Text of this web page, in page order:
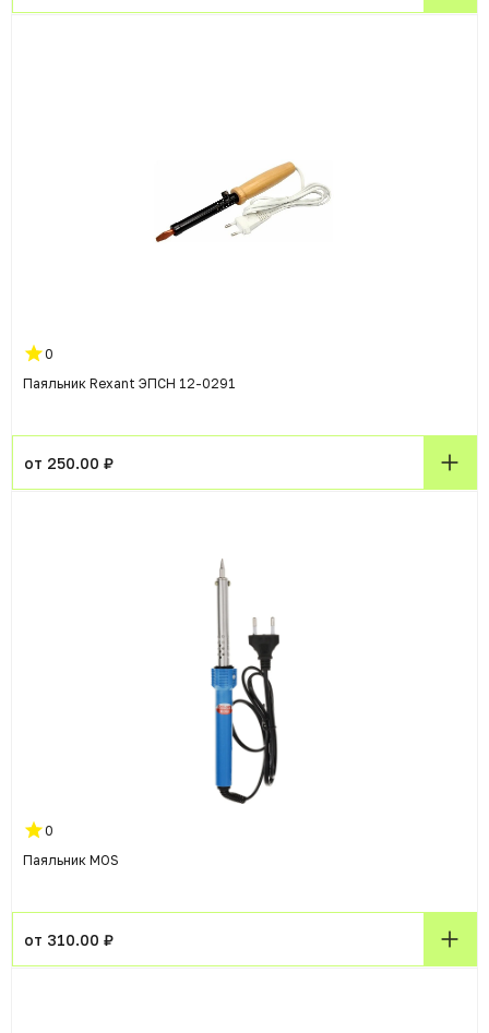
0
Паяльник Rexant ЭПСН 12-0291
от 250.00 ₽
0
Паяльник MOS
от 310.00 ₽